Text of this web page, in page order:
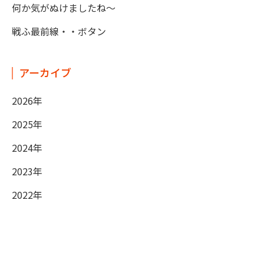
何か気がぬけましたね～
戦ふ最前線・・ボタン
アーカイブ
2026年
2025年
2024年
2023年
2022年